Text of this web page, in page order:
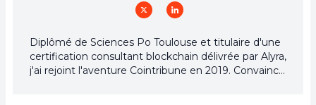
Diplômé de Sciences Po Toulouse et titulaire d'une
certification consultant blockchain délivrée par Alyra,
j'ai rejoint l'aventure Cointribune en 2019. Convaincu